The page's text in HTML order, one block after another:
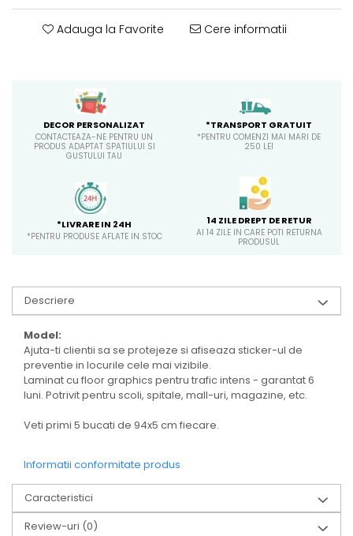
Stickere pentru Usi
Stickere pentru Scari
Stickere Panou Poze
Adauga la Favorite Cere informatii
DECOR PERSONALIZAT
CONTACTEAZA-NE PENTRU UN
PRODUS ADAPTAT SPATIULUI SI
GUSTULUI TAU
*TRANSPORT GRATUIT
*PENTRU COMENZI MAI MARI DE
250 LEI
*LIVRARE IN 24H
*PENTRU PRODUSE AFLATE IN STOC
14 ZILE DREPT DE RETUR
AI 14 ZILE IN CARE POTI RETURNA
PRODUSUL
Descriere
Model:
Ajuta-ti clientii sa se protejeze si afiseaza sticker-ul de
preventie in locurile cele mai vizibile.
Laminat cu floor graphics pentru trafic intens - garantat 6
luni. Potrivit pentru scoli, spitale, mall-uri, magazine, etc.
Veti primi 5 bucati de 94x5 cm fiecare.
Informatii conformitate produs
Caracteristici
Review-uri (0)